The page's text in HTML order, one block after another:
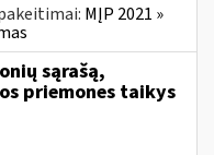
MĮP 2021 »
sąrašą,
priemones taikys